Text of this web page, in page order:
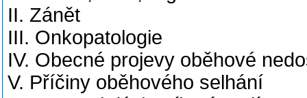
II. Zánět
III. Onkopatologie
IV. Obecné projevy oběhové
V. Příčiny oběhového selhání